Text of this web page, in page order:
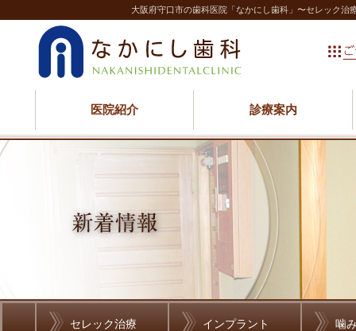
大阪府守口市の歯科医院「なかにし歯科」〜セレック
医院紹介 診療案内
セレック治療 インプラント 噛